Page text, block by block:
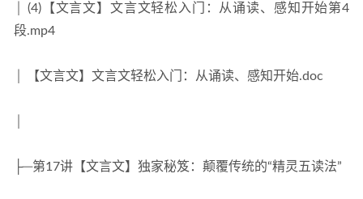
│ (4)【文言文】文言文轻松入门：从诵读、感知开始第4
段.mp4
│ 【文言文】文言文轻松入门：从诵读、感知开始.doc
├─第17讲【文言文】独家秘笈：颠覆传统的“精灵五读法”